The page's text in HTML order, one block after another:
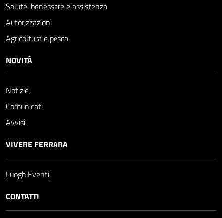
Salute, benessere e assistenza
Autorizzazioni
Agricoltura e pesca
NOVITÀ
Notizie
Comunicati
Avvisi
VIVERE FERRARA
LuoghiEventi
CONTATTI